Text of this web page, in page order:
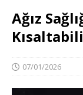
Ağız
07/01/2026